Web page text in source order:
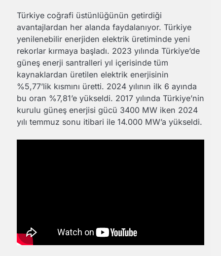
Türkiye coğrafi üstünlüğünün getirdiği
avantajlardan her alanda faydalanıyor. Türkiye
yenilenebilir enerjiden elektrik üretiminde yeni
rekorlar kırmaya başladı. 2023 yılında Türkiye’de
güneş enerji santralleri yıl içerisinde tüm
kaynaklardan üretilen elektrik enerjisinin
%5,77’lik kısmını üretti. 2024 yılının ilk 6 ayında
bu oran %7,81’e yükseldi. 2017 yılında Türkiye’nin
kurulu güneş enerjisi gücü 3400 MW iken 2024
yılı temmuz sonu itibari ile 14.000 MW’a yükseldi.